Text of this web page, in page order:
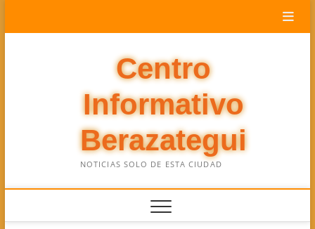
Centro
Informativo
Berazategui
NOTICIAS SOLO DE ESTA CIUDAD